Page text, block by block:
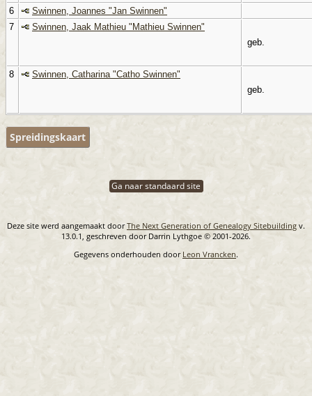
6
Swinnen, Joannes "Jan Swinnen"
7
Swinnen, Jaak Mathieu "Mathieu Swinnen"
geb.
8
Swinnen, Catharina "Catho Swinnen"
geb.
Spreidingskaart
Ga naar standaard site
Deze site werd aangemaakt doorThe Next Generation of Genealogy Sitebuilding v.
13.0.1, geschreven door Darrin Lythgoe © 2001-2026.
Gegevens onderhouden door Leon Vrancken.